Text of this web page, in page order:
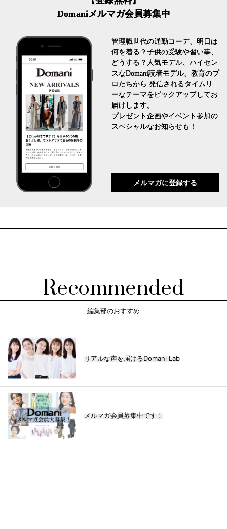
Domaniメルマガ会員募集中
管理職世代の通勤コーデ、明日は
何を着る？子供の受験や習い事、
どうする？人気モデル、ハイセン
スなDomani読者モデル、教育のプ
ロたちから 発信されるタイムリ
ーなテーマをピックアップしてお
届けします。
プレゼント企画やイベント参加の
スペシャルなお知らせも！
メルマガに登録する
Recommended
編集部のおすすめ
リアルな声を届けるDomani Lab
メルマガ会員募集中です！